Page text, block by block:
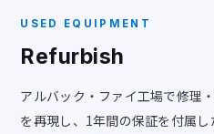
USED EQUIPMENT
Refurbish
アルバック・ファイ工場で修理
を再現し、1年間の保証を付属